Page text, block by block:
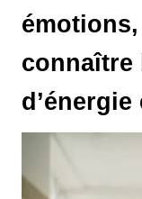
connaître